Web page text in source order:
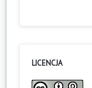
LICENCJA